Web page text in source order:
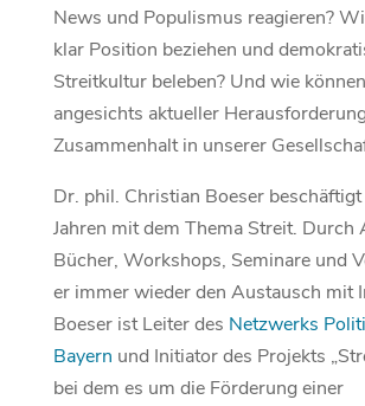
News und Populismus reagieren?
klar Position beziehen und
Streitkultur beleben? Und wie
angesichts aktueller
Zusammenhalt in unserer
Dr. phil. Christian Boeser
Jahren mit dem Thema Streit. Durch
Bücher, Workshops, Seminare und
er immer wieder den Austausch mit
Boeser ist Leiter des Netzwerks
Bayern und Initiator des Projekts
bei dem es um die Förderung einer